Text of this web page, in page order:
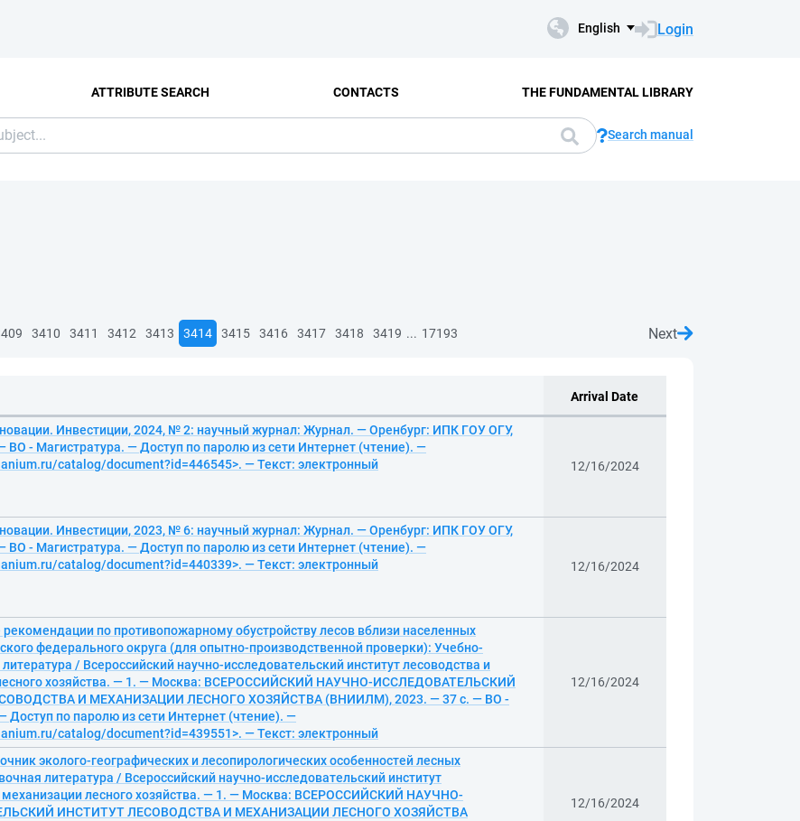
English Login
ATTRIBUTE SEARCH CONTACTS THE FUNDAMENTAL LIBRARY
Search manual
3410 3411 3412 3413 3414 3415 3416 3417 3418 3419 ... 17193 Next
Arrival Date
Инвестиции, 2024, № 2: научный журнал: Журнал. — Оренбург: ИПК ГОУ ОГУ,
ВО - Магистратура. — Доступ по паролю из сети Интернет (чтение). —
catalog/document?id=446545>. — Текст: электронный
12/16/2024
Инвестиции, 2023, № 6: научный журнал: Журнал. — Оренбург: ИПК ГОУ ОГУ,
ВО - Магистратура. — Доступ по паролю из сети Интернет (чтение). —
catalog/document?id=440339>. — Текст: электронный
12/16/2024
по противопожарному обустройству лесов вблизи населенных
федерального округа (для опытно-производственной проверки): Учебно-
/ Всероссийский научно-исследовательский институт лесоводства и
хозяйства. — 1. — Москва: ВСЕРОССИЙСКИЙ НАУЧНО-ИССЛЕДОВАТЕЛЬСКИЙ
И МЕХАНИЗАЦИИ ЛЕСНОГО ХОЗЯЙСТВА (ВНИИЛМ), 2023. — 37 с. — ВО -
Доступ по паролю из сети Интернет (чтение). —
catalog/document?id=439551>. — Текст: электронный
12/16/2024
эколого-географических и лесопирологических особенностей лесных
литература / Всероссийский научно-исследовательский институт
механизации лесного хозяйства. — 1. — Москва: ВСЕРОССИЙСКИЙ НАУЧНО-
ИНСТИТУТ ЛЕСОВОДСТВА И МЕХАНИЗАЦИИ ЛЕСНОГО ХОЗЯЙСТВА
12/16/2024